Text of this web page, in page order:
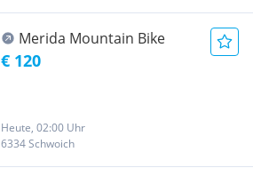
Merida Mountain Bike
€ 120
Heute, 02:00 Uhr
6334 Schwoich